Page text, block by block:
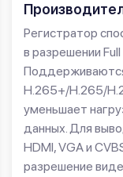
Регистратор
в разрешении
H.265+/H.265/
уменьшает
данных. Для
HDMI, VGA и
разрешение